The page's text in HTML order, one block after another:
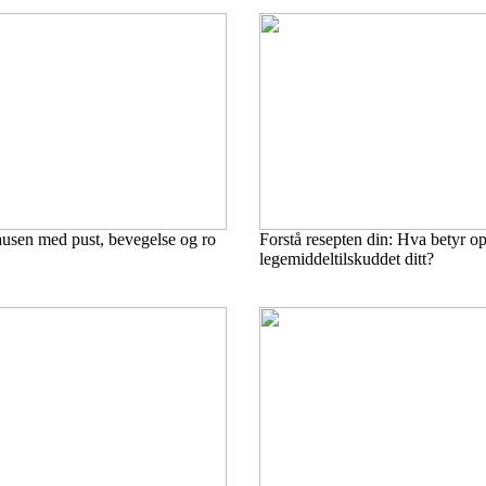
med pust, bevegelse og ro
Forstå resepten din: Hva betyr
legemiddeltilskuddet ditt?